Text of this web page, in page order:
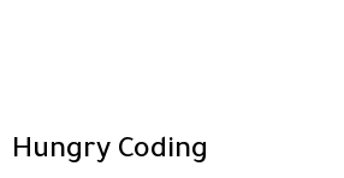
Hungry Coding